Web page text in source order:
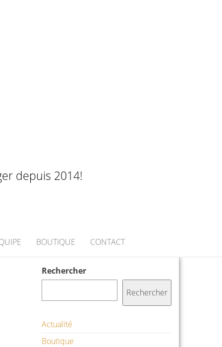
depuis 2014!
BOUTIQUE CONTACT
Rechercher
Rechercher
Actualité
Boutique